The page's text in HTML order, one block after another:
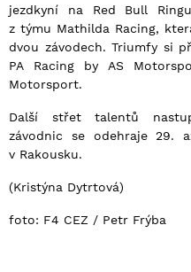
jezdkyní na Red Bull
z týmu Mathilda Racing,
dvou závodech. Triumfy si
PA Racing by AS
Motorsport.
Další střet talentů
závodnic se odehraje 29.
v Rakousku.
(Kristýna Dytrtová)
foto: F4 CEZ / Petr Frýba